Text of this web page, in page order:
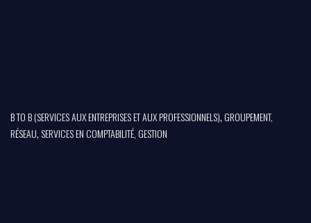
B TO B (SERVICES AUX ENTREPRISES ET AUX PROFESSIONNELS),GROUPEMENT,
RÉSEAU, SERVICES EN COMPTABILITÉ, GESTION